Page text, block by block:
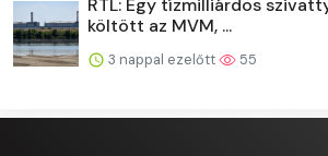
költött az MVM, ...
3 nappal ezelőtt 55